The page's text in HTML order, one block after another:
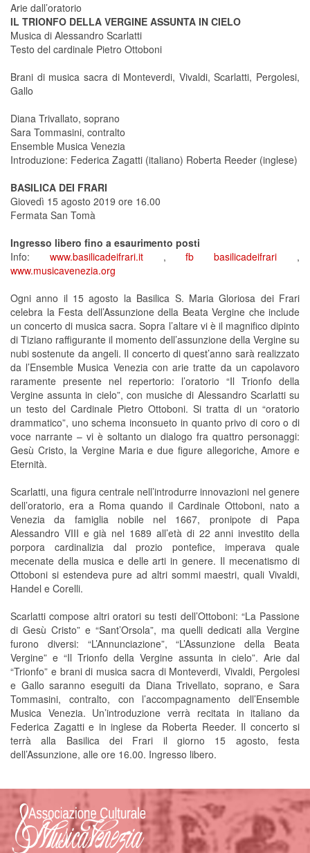
Arie dall’oratorio
IL TRIONFO DELLA VERGINE ASSUNTA IN CIELO
Musica di Alessandro Scarlatti
Testo del cardinale Pietro Ottoboni
Brani di musica sacra di Monteverdi, Vivaldi, Scarlatti, Pergolesi,
Gallo
Diana Trivallato, soprano
Sara Tommasini, contralto
Ensemble Musica Venezia
Introduzione: Federica Zagatti (italiano) Roberta Reeder (inglese)
BASILICA DEI FRARI
Giovedì 15 agosto 2019 ore 16.00
Fermata San Tomà
Ingresso libero fino a esaurimento posti
Info: www.basilicadeifrari.it,fb basilicadeifrari ,
www.musicavenezia.org
Ogni anno il 15 agosto la Basilica S. Maria Gloriosa dei Frari
celebra la Festa dell’Assunzione della Beata Vergine che include
un concerto di musica sacra. Sopra l’altare vi è il magnifico dipinto
di Tiziano raffigurante il momento dell’assunzione della Vergine su
nubi sostenute da angeli. Il concerto di quest’anno sarà realizzato
da l’Ensemble Musica Venezia con arie tratte da un capolavoro
raramente presente nel repertorio: l’oratorio “Il Trionfo della
Vergine assunta in cielo”, con musiche di Alessandro Scarlatti su
un testo del Cardinale Pietro Ottoboni. Si tratta di un “oratorio
drammatico”, uno schema inconsueto in quanto privo di coro o di
voce narrante – vi è soltanto un dialogo fra quattro personaggi:
Gesù Cristo, la Vergine Maria e due figure allegoriche, Amore e
Eternità.
Scarlatti, una figura centrale nell’introdurre innovazioni nel genere
dell’oratorio, era a Roma quando il Cardinale Ottoboni, nato a
Venezia da famiglia nobile nel 1667, pronipote di Papa
Alessandro VIII e già nel 1689 all’età di 22 anni investito della
porpora cardinalizia dal prozio pontefice, imperava quale
mecenate della musica e delle arti in genere. Il mecenatismo di
Ottoboni si estendeva pure ad altri sommi maestri, quali Vivaldi,
Handel e Corelli.
Scarlatti compose altri oratori su testi dell’Ottoboni: “La Passione
di Gesù Cristo” e “Sant’Orsola”, ma quelli dedicati alla Vergine
furono diversi: “L’Annunciazione”, “L’Assunzione della Beata
Vergine” e “Il Trionfo della Vergine assunta in cielo”. Arie dal
“Trionfo” e brani di musica sacra di Monteverdi, Vivaldi, Pergolesi
e Gallo saranno eseguiti da Diana Trivellato, soprano, e Sara
Tommasini, contralto, con l’accompagnamento dell’Ensemble
Musica Venezia. Un’introduzione verrà recitata in italiano da
Federica Zagatti e in inglese da Roberta Reeder. Il concerto si
terrà alla Basilica dei Frari il giorno 15 agosto, festa
dell’Assunzione, alle ore 16.00. Ingresso libero.